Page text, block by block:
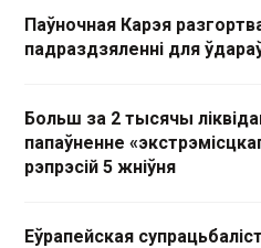
Паўночная Карэя
падраздзяленні для
Больш за 2 тысячы
папаўненне
рэпрэсій 5 жніўня
Еўрапейская